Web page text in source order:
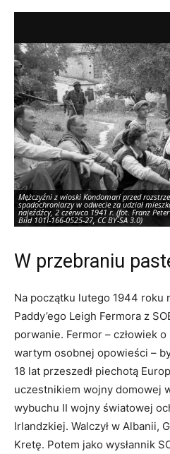
Mężczyźni z wioski Kondomari przed
spadochroniarzy w odwecie za udział
najeźdźcy, 2 czerwca 1941 r. (fot. Franz
Bild 101I-166-0525-27, CC BY-SA 3.0)
Niemieccy spadochroniarze rozstrzeliwują
1941 r. (fot. Franz Peter Weixler, ze zbiorów
CC BY-SA 3.0)
W przebraniu
Na początku lutego 1944 roku
Paddy’ego Leigh Fermora z
porwanie. Fermor – człowiek
wartym osobnej opowieści –
18 lat przeszedł piechotą
uczestnikiem wojny domowej
wybuchu II wojny światowej
Irlandzkiej. Walczył w Albanii,
Kretę. Potem jako wysłannik